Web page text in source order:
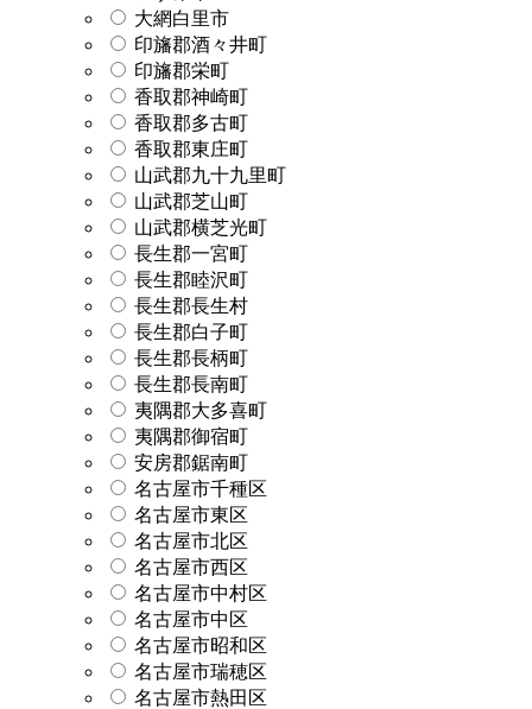
大網白里市
印旛郡酒々井町
印旛郡栄町
香取郡神崎町
香取郡多古町
香取郡東庄町
山武郡九十九里町
山武郡芝山町
山武郡横芝光町
長生郡一宮町
長生郡睦沢町
長生郡長生村
長生郡白子町
長生郡長柄町
長生郡長南町
夷隅郡大多喜町
夷隅郡御宿町
安房郡鋸南町
名古屋市千種区
名古屋市東区
名古屋市北区
名古屋市西区
名古屋市中村区
名古屋市中区
名古屋市昭和区
名古屋市瑞穂区
名古屋市熱田区